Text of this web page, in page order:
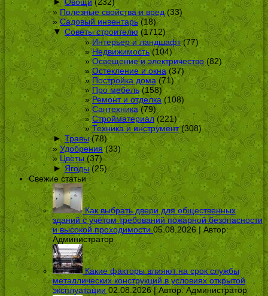
Овощи(232)
Полезные свойства и вред(33)
Садовый инвентарь(18)
▼ Советы строителю(1712)
Интерьер и ландшафт(77)
Недвижимость(104)
Освещение и электричество(82)
Остекление и окна(37)
Постройка дома(71)
Про мебель(158)
Ремонт и отделка(108)
Сантехника(79)
Стройматериал(221)
Техника и инструмент(308)
► Травы(78)
Удобрения(33)
Цветы(37)
► Ягоды(25)
Свежие статьи
Как выбрать двери для общественных
зданий с учётом требований пожарной безопасности
и высокой проходимости 05.08.2026 | Автор:
Администратор
Какие факторы влияют на срок службы
металлических конструкций в условиях открытой
эксплуатации 02.08.2026 | Автор:Администратор